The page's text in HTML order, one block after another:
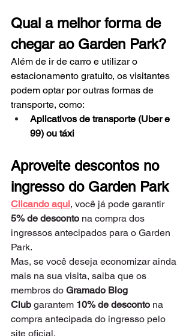
Qual a melhor forma de
chegar ao Garden Park?
Além de ir de carro e utilizar o
estacionamento gratuito, os visitantes
podem optar por outras formas de
transporte, como:
Aplicativos de transporte (Uber e
99) ou táxi
Aproveite descontos no
ingresso do Garden Park
Clicando aqui, você já pode garantir
5% de desconto na compra dos
ingressos antecipados para o Garden
Park.
Mas, se você deseja economizar ainda
mais na sua visita, saiba que os
membros do Gramado Blog
Club garantem 10% de desconto na
compra antecipada do ingresso pelo
site oficial.